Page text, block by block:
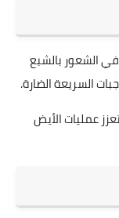
الشعور بالشبع
السريعة الضارة.
عمليات الأيض